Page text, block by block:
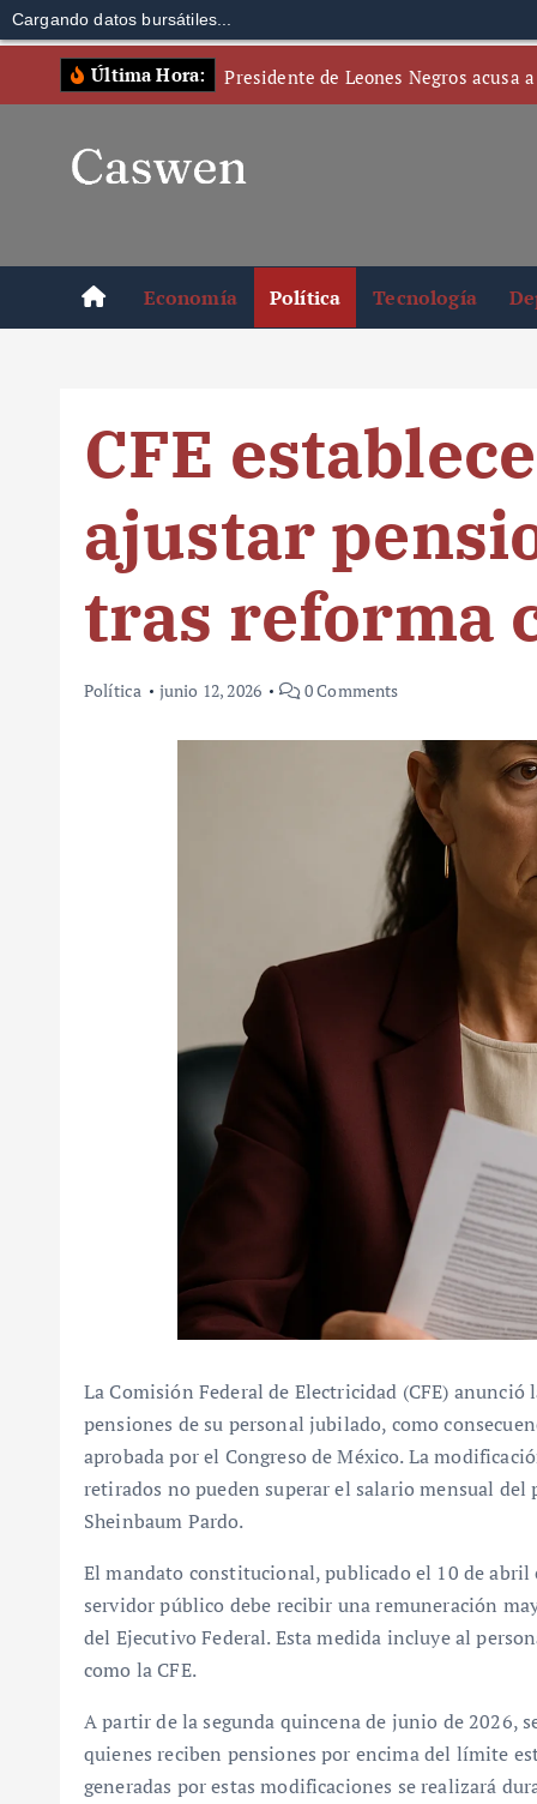
Cargando datos bursátiles...
Última Hora: Presidente de Leones Negros acusa
Economía Política Tecnología
CFE
ajustar
tras reforma
Política junio 12, 2026 0 Comments
La Comisión Federal de Electricidad (CFE) anunció
pensiones de su personal jubilado, como
aprobada por el Congreso de México. La
retirados no pueden superar el salario mensual
Sheinbaum Pardo.
El mandato constitucional, publicado el 10 de
servidor público debe recibir una remuneración
del Ejecutivo Federal. Esta medida incluye al
como la CFE.
A partir de la segunda quincena de junio de 2026,
quienes reciben pensiones por encima del límite
generadas por estas modificaciones se realizará